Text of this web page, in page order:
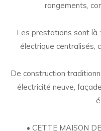
rangements,
Les prestations sont là
électrique centralisés,
De construction
électricité neuve,
• CETTE MAISON